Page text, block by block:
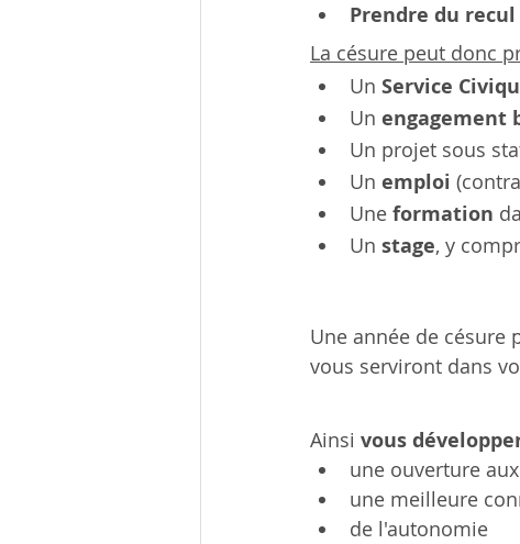
Prendre du recul
La césure peut donc
Un Service
Un engagement
Un projet sous
Un emploi
Une formation
Un stage, y
Une année de césure
vous serviront dans
Ainsi vous
une ouverture
une meilleure
de l'autonomie